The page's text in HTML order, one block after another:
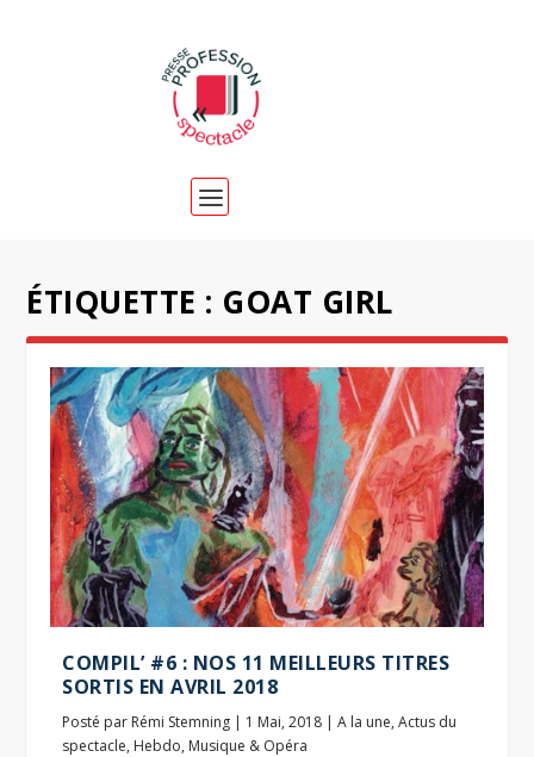
ÉTIQUETTE : GOAT GIRL
COMPIL’ #6 : NOS 11 MEILLEURS TITRES
SORTIS EN AVRIL 2018
Posté par Rémi Stemning | 1 Mai, 2018 |A la une,Actus du
spectacle, Hebdo, Musique & Opéra